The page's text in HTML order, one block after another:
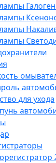
для ухода